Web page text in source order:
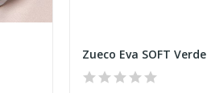
Zueco Eva SOFT Verde